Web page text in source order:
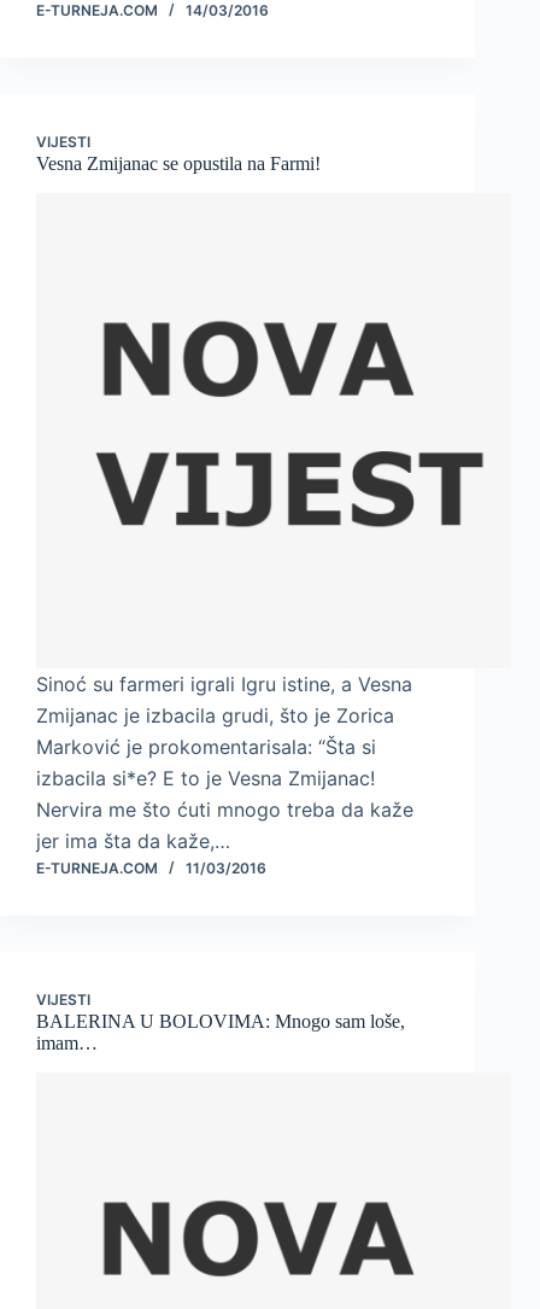
E-TURNEJA.COM 14/03/2016
VIJESTI
Vesna Zmijanac se opustila na Farmi!
Sinoć su farmeri igrali Igru istine, a Vesna
Zmijanac je izbacila grudi, što je Zorica
Marković je prokomentarisala: “Šta si
izbacila si*e? E to je Vesna Zmijanac!
Nervira me što ćuti mnogo treba da kaže
jer ima šta da kaže,…
E-TURNEJA.COM 11/03/2016
VIJESTI
BALERINA U BOLOVIMA: Mnogo sam loše,
imam…